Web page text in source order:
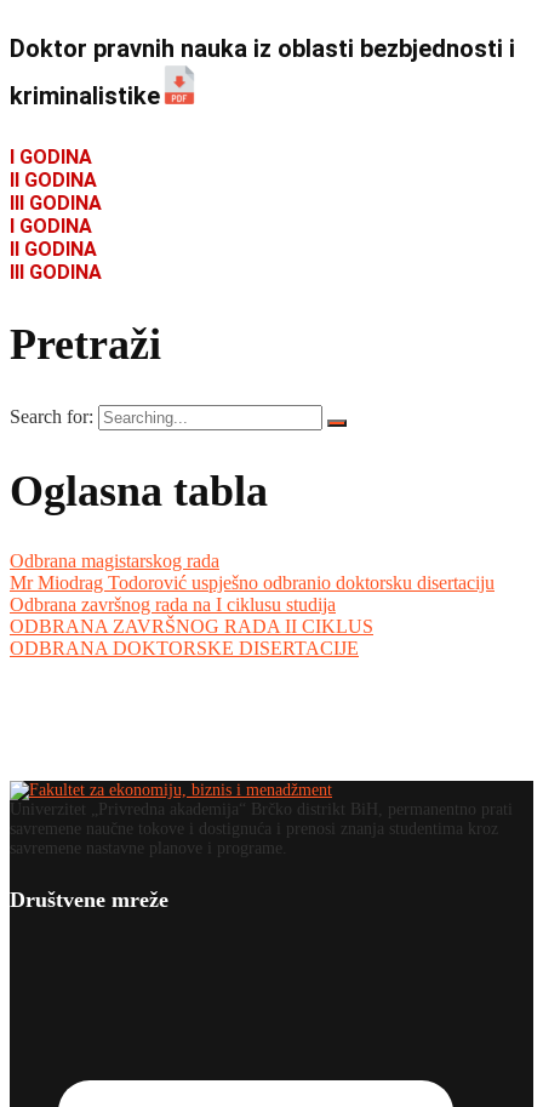
Doktor pravnih nauka iz oblasti bezbjednosti i
kriminalistike
I GODINA
II GODINA
III GODINA
I GODINA
II GODINA
III GODINA
Pretraži
Search for:
Oglasna tabla
Odbrana magistarskog rada
Mr Miodrag Todorović uspješno odbranio doktorsku disertaciju
Odbrana završnog rada na I ciklusu studija
ODBRANA ZAVRŠNOG RADA II CIKLUS
ODBRANA DOKTORSKE DISERTACIJE
Univerzitet „Privredna akademija“ Brčko distrikt BiH, permanentno prati
savremene naučne tokove i dostignuća i prenosi znanja studentima kroz
savremene nastavne planove i programe.
Društvene mreže